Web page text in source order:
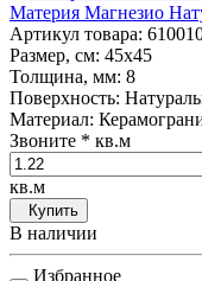
Материя Магнезио
Артикул товара:
Размер, см: 45x45
Толщина, мм: 8
Поверхность:
Материал:
Звоните * кв.м
кв.м
Купить
В наличии
Избранное